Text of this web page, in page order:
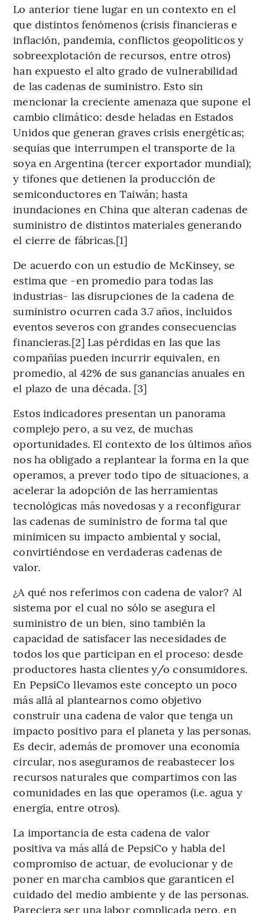
Lo anterior tiene lugar en un contexto en el
que distintos fenómenos (crisis financieras e
inflación, pandemia, conflictos geopolíticos y
sobreexplotación de recursos, entre otros)
han expuesto el alto grado de vulnerabilidad
de las cadenas de suministro. Esto sin
mencionar la creciente amenaza que supone el
cambio climático: desde heladas en Estados
Unidos que generan graves crisis energéticas;
sequías que interrumpen el transporte de la
soya en Argentina (tercer exportador mundial);
y tifones que detienen la producción de
semiconductores en Taiwán; hasta
inundaciones en China que alteran cadenas de
suministro de distintos materiales generando
el cierre de fábricas.[1]
De acuerdo con un estudio de McKinsey, se
estima que -en promedio para todas las
industrias- las disrupciones de la cadena de
suministro ocurren cada 3.7 años, incluidos
eventos severos con grandes consecuencias
financieras.[2] Las pérdidas en las que las
compañías pueden incurrir equivalen, en
promedio, al 42% de sus ganancias anuales en
el plazo de una década. [3]
Estos indicadores presentan un panorama
complejo pero, a su vez, de muchas
oportunidades. El contexto de los últimos años
nos ha obligado a replantear la forma en la que
operamos, a prever todo tipo de situaciones, a
acelerar la adopción de las herramientas
tecnológicas más novedosas y a reconfigurar
las cadenas de suministro de forma tal que
minimicen su impacto ambiental y social,
convirtiéndose en verdaderas cadenas de
valor.
¿A qué nos referimos con cadena de valor? Al
sistema por el cual no sólo se asegura el
suministro de un bien, sino también la
capacidad de satisfacer las necesidades de
todos los que participan en el proceso: desde
productores hasta clientes y/o consumidores.
En PepsiCo llevamos este concepto un poco
más allá al plantearnos como objetivo
construir una cadena de valor que tenga un
impacto positivo para el planeta y las personas.
Es decir, además de promover una economía
circular, nos aseguramos de reabastecer los
recursos naturales que compartimos con las
comunidades en las que operamos (i.e. agua y
energía, entre otros).
La importancia de esta cadena de valor
positiva va más allá de PepsiCo y habla del
compromiso de actuar, de evolucionar y de
poner en marcha cambios que garanticen el
cuidado del medio ambiente y de las personas.
Pareciera ser una labor complicada pero, en